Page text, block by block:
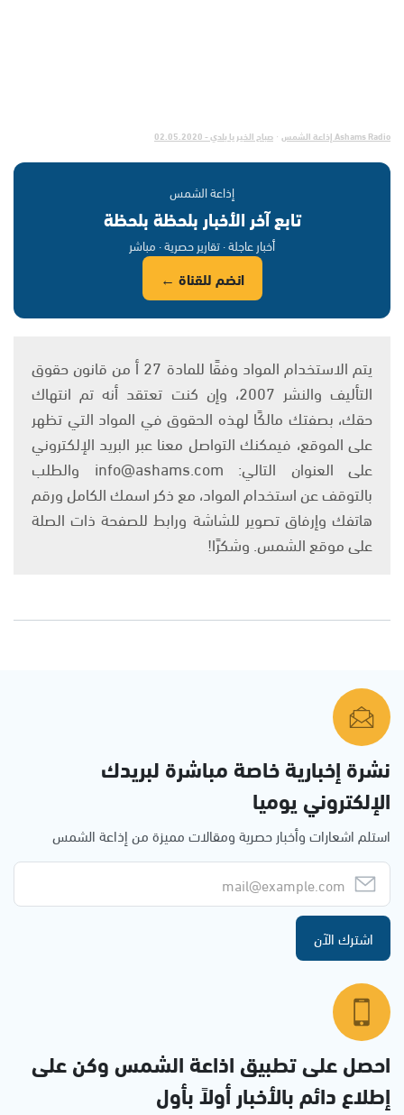
Ashams Radio إذاعة الشمس · صباح الخير يا بلدي - 02.05.2020
إذاعة الشمس
تابع آخر الأخبار بلحظة بلحظة
أخبار عاجلة · تقارير حصرية · مباشر
انضم للقناة ←
يتم الاستخدام المواد وفقًا للمادة 27 أ من قانون حقوق
التأليف والنشر 2007، وإن كنت تعتقد أنه تم انتهاك
حقك، بصفتك مالكًا لهذه الحقوق في المواد التي تظهر
على الموقع، فيمكنك التواصل معنا عبر البريد الإلكتروني
على العنوان التالي: info@ashams.com والطلب
بالتوقف عن استخدام المواد، مع ذكر اسمك الكامل ورقم
هاتفك وإرفاق تصوير للشاشة ورابط للصفحة ذات الصلة
على موقع الشمس. وشكرًا!
نشرة إخبارية خاصة مباشرة لبريدك
الإلكتروني يوميا
استلم اشعارات وأخبار حصرية ومقالات مميزة من إذاعة الشمس
اشترك الآن
احصل على تطبيق اذاعة الشمس وكن على
إطلاع دائم بالأخبار أولاً بأول